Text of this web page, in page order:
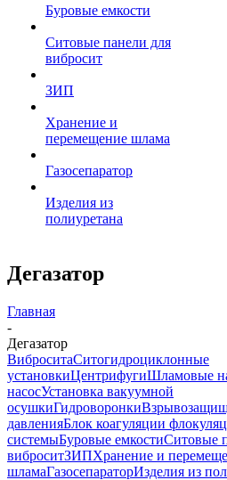
Буровые емкости
Ситовые панели для
вибросит
ЗИП
Хранение и
перемещение шлама
Газосепаратор
Изделия из
полиуретана
Дегазатор
Главная
-
Дегазатор
ВиброситаСитогидроциклонные
установкиЦентрифугиШламовые
насосУстановка вакуумной
осушкиГидроворонки
давленияБлок коагуляции
системыБуровые емкостиСитовые
виброситЗИПХранение и
шламаГазосепараторИзделия из